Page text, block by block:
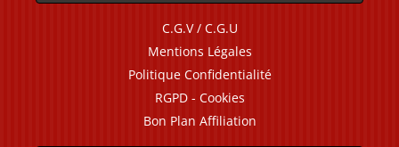
C.G.V / C.G.U
Mentions Légales
Politique Confidentialité
RGPD - Cookies
Bon Plan Affiliation